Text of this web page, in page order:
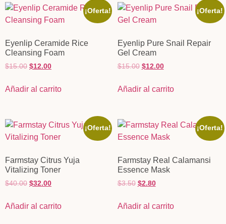
¡Oferta!
Eyenlip Ceramide Rice
Cleansing Foam
$15.00 $12.00
Añadir al carrito
¡Oferta!
Eyenlip Pure Snail Repair
Gel Cream
$15.00 $12.00
Añadir al carrito
¡Oferta!
Farmstay Citrus Yuja
Vitalizing Toner
$40.00 $32.00
Añadir al carrito
¡Oferta!
Farmstay Real Calamansi
Essence Mask
$3.50 $2.80
Añadir al carrito